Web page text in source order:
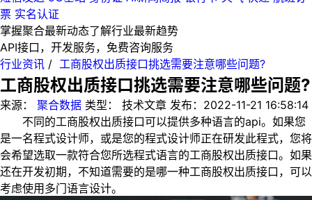
票 实名认证
掌握聚合最新动态了解行业最新趋势
API接口，开发服务，免费咨询服务
行业资讯 / 工商股权出质接口挑选需要注意哪些问题?
工商股权出质接口挑选需要注意哪些问题?
来源： 聚合数据 类型： 技术文章 发布： 2022-11-21 16:58:14
不同的工商股权出质接口可以提供多种语言的api。如果您
是一名程式设计师，或是您的程式设计师正在研发此程式，您将
会希望选取一款符合您所选程式语言的工商股权出质接口。如果
还在开发初期，不知道需要的是哪一种工商股权出质接口，可以
考虑使用多门语言设计。